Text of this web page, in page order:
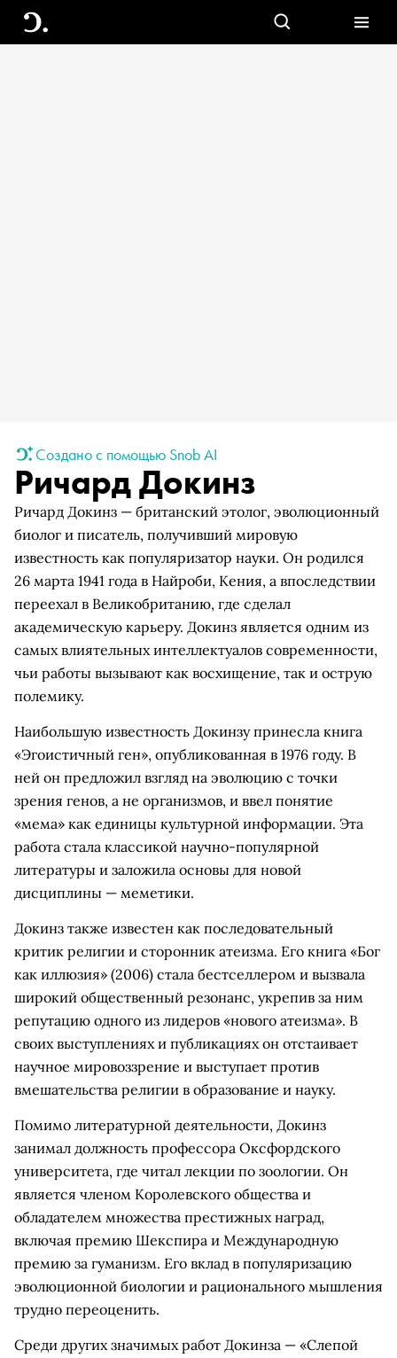
Создано с помощью Snob AI
Ричард Докинз
Ричард Докинз — британский этолог, эволюционный
биолог и писатель, получивший мировую
известность как популяризатор науки. Он родился
26 марта 1941 года в Найроби, Кения, а впоследствии
переехал в Великобританию, где сделал
академическую карьеру. Докинз является одним из
самых влиятельных интеллектуалов современности,
чьи работы вызывают как восхищение, так и острую
полемику.
Наибольшую известность Докинзу принесла книга
«Эгоистичный ген», опубликованная в 1976 году. В
ней он предложил взгляд на эволюцию с точки
зрения генов, а не организмов, и ввел понятие
«мема» как единицы культурной информации. Эта
работа стала классикой научно-популярной
литературы и заложила основы для новой
дисциплины — меметики.
Докинз также известен как последовательный
критик религии и сторонник атеизма. Его книга «Бог
как иллюзия» (2006) стала бестселлером и вызвала
широкий общественный резонанс, укрепив за ним
репутацию одного из лидеров «нового атеизма». В
своих выступлениях и публикациях он отстаивает
научное мировоззрение и выступает против
вмешательства религии в образование и науку.
Помимо литературной деятельности, Докинз
занимал должность профессора Оксфордского
университета, где читал лекции по зоологии. Он
является членом Королевского общества и
обладателем множества престижных наград,
включая премию Шекспира и Международную
премию за гуманизм. Его вклад в популяризацию
эволюционной биологии и рационального мышления
трудно переоценить.
Среди других значимых работ Докинза — «Слепой